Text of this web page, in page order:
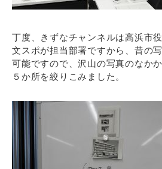
丁度、きずなチャンネルは高浜市
文スポが担当部署ですから、昔の
可能ですので、沢山の写真のなか
５か所を絞りこみました。